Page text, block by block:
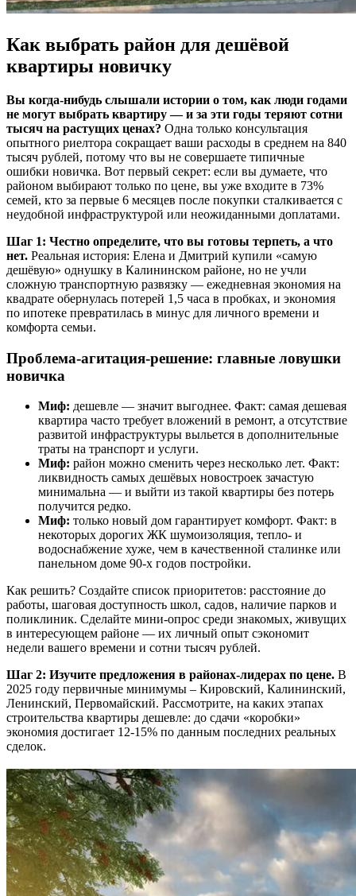
Как выбрать район для дешёвой
квартиры новичку
Вы когда-нибудь слышали истории о том, как люди годами
не могут выбрать квартиру — и за эти годы теряют сотни
тысяч на растущих ценах? Одна только консультация
опытного риелтора сокращает ваши расходы в среднем на 840
тысяч рублей, потому что вы не совершаете типичные
ошибки новичка. Вот первый секрет: если вы думаете, что
районом выбирают только по цене, вы уже входите в 73%
семей, кто за первые 6 месяцев после покупки сталкивается с
неудобной инфраструктурой или неожиданными доплатами.
Шаг 1: Честно определите, что вы готовы терпеть, а что
нет. Реальная история: Елена и Дмитрий купили «самую
дешёвую» однушку в Калининском районе, но не учли
сложную транспортную развязку — ежедневная экономия на
квадрате обернулась потерей 1,5 часа в пробках, и экономия
по ипотеке превратилась в минус для личного времени и
комфорта семьи.
Проблема-агитация-решение: главные ловушки
новичка
Миф: дешевле — значит выгоднее. Факт: самая дешевая
квартира часто требует вложений в ремонт, а отсутствие
развитой инфраструктуры выльется в дополнительные
траты на транспорт и услуги.
Миф: район можно сменить через несколько лет. Факт:
ликвидность самых дешёвых новостроек зачастую
минимальна — и выйти из такой квартиры без потерь
получится редко.
Миф: только новый дом гарантирует комфорт. Факт: в
некоторых дорогих ЖК шумоизоляция, тепло- и
водоснабжение хуже, чем в качественной сталинке или
панельном доме 90-х годов постройки.
Как решить? Создайте список приоритетов: расстояние до
работы, шаговая доступность школ, садов, наличие парков и
поликлиник. Сделайте мини-опрос среди знакомых, живущих
в интересующем районе — их личный опыт сэкономит
недели вашего времени и сотни тысяч рублей.
Шаг 2: Изучите предложения в районах-лидерах по цене. В
2025 году первичные минимумы – Кировский, Калининский,
Ленинский, Первомайский. Рассмотрите, на каких этапах
строительства квартиры дешевле: до сдачи «коробки»
экономия достигает 12-15% по данным последних реальных
сделок.